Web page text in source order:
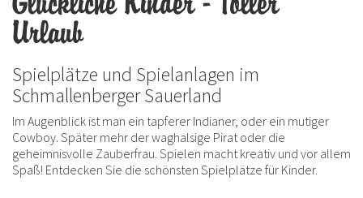
Urlaub
Spielplätze und Spielanlagen im
Schmallenberger Sauerland
Im Augenblick ist man ein tapferer Indianer, oder ein mutiger
Cowboy. Später mehr der waghalsige Pirat oder die
geheimnisvolle Zauberfrau. Spielen macht kreativ und vor allem
Spaß! Entdecken Sie die schönsten Spielplätze für Kinder.